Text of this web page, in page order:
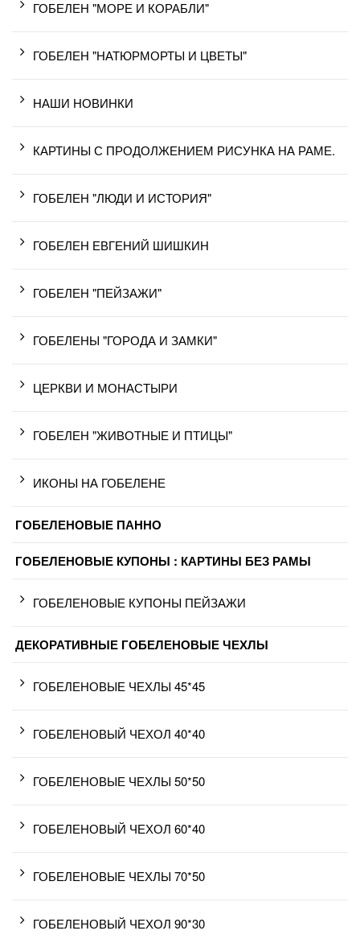
ГОБЕЛЕН "МОРЕ И КОРАБЛИ"
ГОБЕЛЕН "НАТЮРМОРТЫ И ЦВЕТЫ"
НАШИ НОВИНКИ
КАРТИНЫ С ПРОДОЛЖЕНИЕМ РИСУНКА НА РАМЕ.
ГОБЕЛЕН "ЛЮДИ И ИСТОРИЯ"
ГОБЕЛЕН ЕВГЕНИЙ ШИШКИН
ГОБЕЛЕН "ПЕЙЗАЖИ"
ГОБЕЛЕНЫ "ГОРОДА И ЗАМКИ"
ЦЕРКВИ И МОНАСТЫРИ
ГОБЕЛЕН "ЖИВОТНЫЕ И ПТИЦЫ"
ИКОНЫ НА ГОБЕЛЕНЕ
ГОБЕЛЕНОВЫЕ ПАННО
ГОБЕЛЕНОВЫЕ КУПОНЫ : КАРТИНЫ БЕЗ РАМЫ
ГОБЕЛЕНОВЫЕ КУПОНЫ ПЕЙЗАЖИ
ДЕКОРАТИВНЫЕ ГОБЕЛЕНОВЫЕ ЧЕХЛЫ
ГОБЕЛЕНОВЫЕ ЧЕХЛЫ 45*45
ГОБЕЛЕНОВЫЙ ЧЕХОЛ 40*40
ГОБЕЛЕНОВЫЕ ЧЕХЛЫ 50*50
ГОБЕЛЕНОВЫЙ ЧЕХОЛ 60*40
ГОБЕЛЕНОВЫЕ ЧЕХЛЫ 70*50
ГОБЕЛЕНОВЫЙ ЧЕХОЛ 90*30